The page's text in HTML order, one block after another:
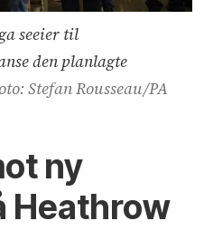
seeier til
den planlagte
Stefan Rousseau/PA
ny
Heathrow